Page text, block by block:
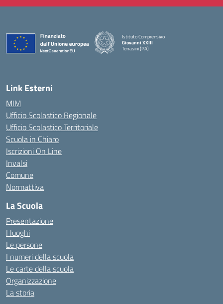
Istituto Comprensivo
Giovanni XXIII
Terrasini (PA)
Link Esterni
MIM
Ufficio Scolastico Regionale
Ufficio Scolastico Territoriale
Scuola in Chiaro
Iscrizioni On Line
Invalsi
Comune
Normattiva
La Scuola
Presentazione
I luoghi
Le persone
I numeri della scuola
Le carte della scuola
Organizzazione
La storia